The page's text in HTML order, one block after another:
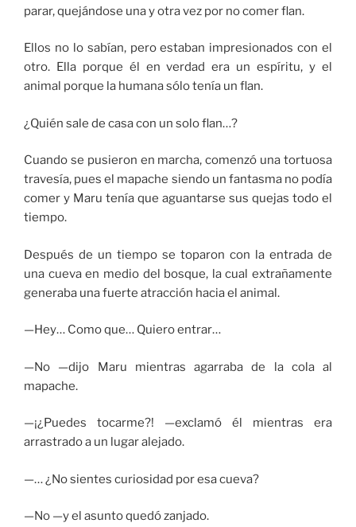
parar, quejándose una y otra vez por no comer flan.
Ellos no lo sabían, pero estaban impresionados con el
otro. Ella porque él en verdad era un espíritu, y el
animal porque la humana sólo tenía un flan.
¿Quién sale de casa con un solo flan…?
Cuando se pusieron en marcha, comenzó una tortuosa
travesía, pues el mapache siendo un fantasma no podía
comer y Maru tenía que aguantarse sus quejas todo el
tiempo.
Después de un tiempo se toparon con la entrada de
una cueva en medio del bosque, la cual extrañamente
generaba una fuerte atracción hacia el animal.
—Hey… Como que… Quiero entrar…
—No —dijo Maru mientras agarraba de la cola al
mapache.
—¡¿Puedes tocarme?! —exclamó él mientras era
arrastrado a un lugar alejado.
—… ¿No sientes curiosidad por esa cueva?
—No —y el asunto quedó zanjado.